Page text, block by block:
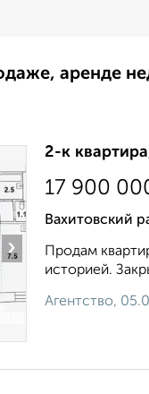
аренде
›
2-к
17 900
Вахитовский
Продам
историей.
Агентство,